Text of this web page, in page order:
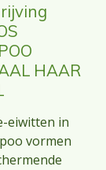
HAAR
eiwitten in
vormen